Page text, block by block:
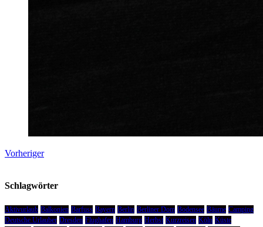
Vorheriger
Schlagwörter
Aktivurlaub Balkonien Barfuss Bayern Berlin Berliner Dom Bodensee Bäume Camping
Deutsche Urlauber Dresden Flughafen Hamburg Herbst Kurzreisen Köln Küste